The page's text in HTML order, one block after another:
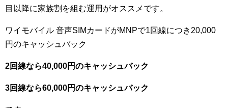
目以降に家族割を組む運用がオススメです。
ワイモバイル 音声SIMカードがMNPで1回線につき20,000
円のキャッシュバック
2回線なら40,000円のキャッシュバック
3回線なら60,000円のキャッシュバック